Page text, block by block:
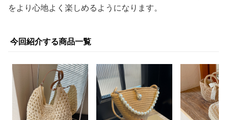
をより心地よく楽しめるようになります。
今回紹介する商品一覧